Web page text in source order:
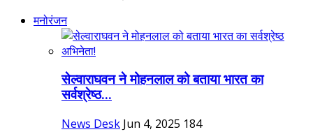
मनोरंजन
सेल्वाराघवन ने मोहनलाल को बताया भारत का
सर्वश्रेष्ठ...
News Desk Jun 4, 2025 184